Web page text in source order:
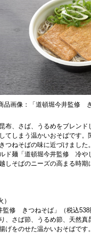
品画像：「道頓堀今井監修
布、さば、うるめをブレン
てしまう温かいおそばです。
つねそばの味に近づけまし
ド麺「道頓堀今井監修 冷や
しそばのニーズの高まる時
監修 きつねそば」（税込538
、さば節、うるめ節、天然
げをのせた温かいおそばで